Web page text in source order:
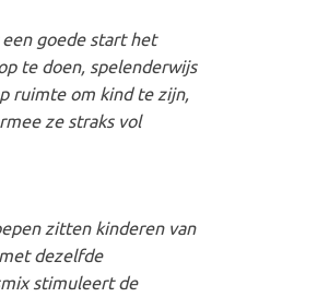
goede start het
te doen, spelenderwijs
ruimte om kind te zijn,
ze straks vol
zitten kinderen van
dezelfde
stimuleert de